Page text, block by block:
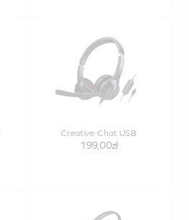
Creative Chat USB
199,00zł